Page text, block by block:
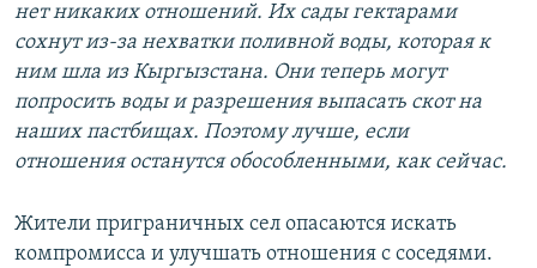
нет никаких отношений. Их сады гектарами
сохнут из-за нехватки поливной воды, которая к
ним шла из Кыргызстана. Они теперь могут
попросить воды и разрешения выпасать скот на
наших пастбищах. Поэтому лучше, если
отношения останутся обособленными, как сейчас.
Жители приграничных сел опасаются искать
компромисса и улучшать отношения с соседями.